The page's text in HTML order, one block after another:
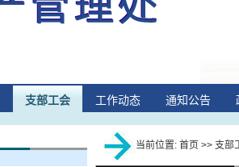
支部工会 工作动态 通知公告
当前位置: 首页 >> 支部